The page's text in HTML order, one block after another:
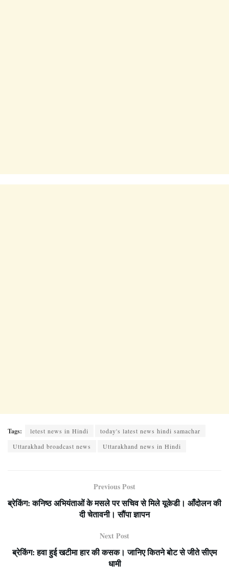
Tags: letest news in Hindi
today's latest news hindi samachar
Uttarakhad broadcast news
Uttarakhand news in Hindi
Previous Post
ब्रेकिंग: कनिष्ठ अभियंताओं के मसले पर सचिव से मिले यूकेडी। आँदोलन की
दी चेतावनी। सौंपा ज्ञापन
Next Post
ब्रेकिंग: हवा हुई खटीमा हार की कसक। जानिए कितने बोट से जीते सीएम
धामी